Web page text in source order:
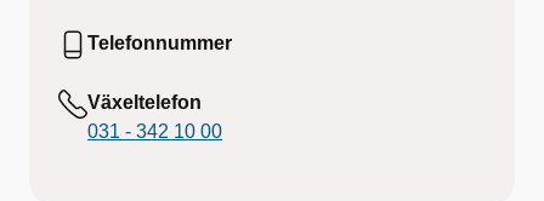
Telefonnummer
Växeltelefon
031 - 342 10 00